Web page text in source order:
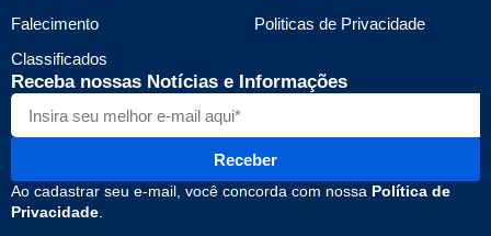
Falecimento
Classificados
Politicas de Privacidade
Receba nossas Notícias e Informações
Receber
Ao cadastrar seu e-mail, você concorda com nossa Política de
Privacidade.